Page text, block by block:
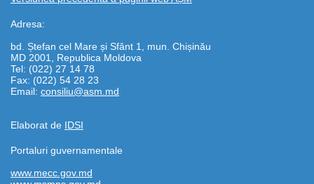
Adresa:
bd. Ștefan cel Mare și Sfânt 1, mun. Chișinău
MD 2001, Republica Moldova
Tel: (022) 27 14 78
Fax: (022) 54 28 23
Email: consiliu@asm.md
Elaborat de IDSI
Portaluri guvernamentale
www.mecc.gov.md